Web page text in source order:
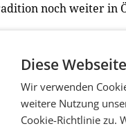
noch weiter in
starker Partner mit
Familie –
Zudem stellt
zur
außerdem beim
an
Diese
Wir verwenden
weitere Nutzung
Cookie-Richtlinie zu.